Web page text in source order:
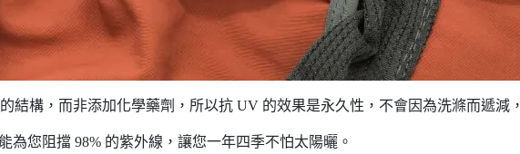
結構，而非添加化學藥劑，所以抗 UV 的效果是永久性，不會因為洗滌而遞減，
為您阻擋 98% 的紫外線，讓您一年四季不怕太陽曬。